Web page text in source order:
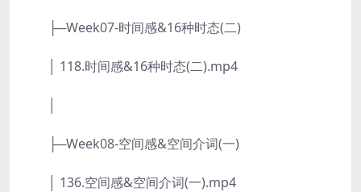
├─Week07-时间感&16种时态(二)
│ 118.时间感&16种时态(二).mp4
├─Week08-空间感&空间介词(一)
│ 136.空间感&空间介词(一).mp4